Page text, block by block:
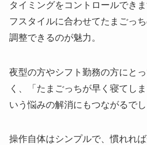
タイミングをコントロールでき
フスタイルに合わせてたまごっ
調整できるのが魅力。
夜型の方やシフト勤務の方にと
く、「たまごっちが早く寝てし
いう悩みの解消にもつながるでし
操作自体はシンプルで、慣れれ